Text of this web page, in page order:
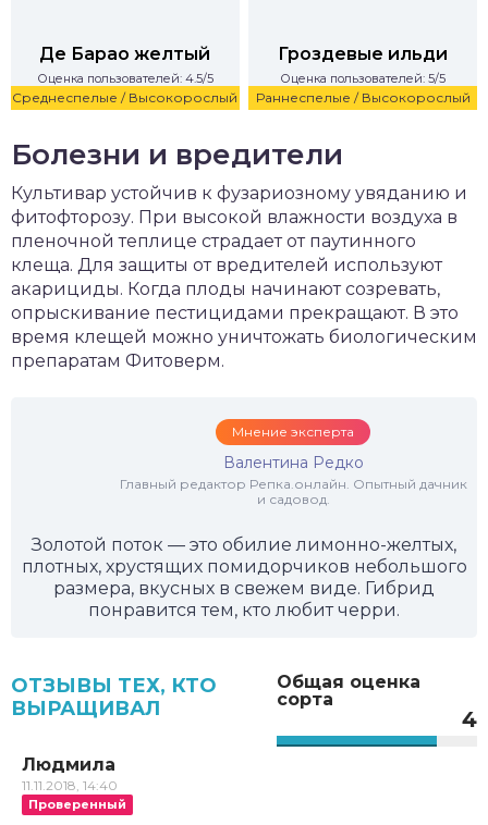
Среднеспелые / Высокорослый
Де Барао желтый
Оценка пользователей: 4.5/5
Раннеспелые / Высокорослый
Гроздевые ильди
Оценка пользователей: 5/5
Болезни и вредители
Культивар устойчив к фузариозному увяданию и
фитофторозу. При высокой влажности воздуха в
пленочной теплице страдает от паутинного
клеща. Для защиты от вредителей используют
акарициды. Когда плоды начинают созревать,
опрыскивание пестицидами прекращают. В это
время клещей можно уничтожать биологическим
препаратам Фитоверм.
Мнение эксперта
Валентина Редко
Главный редактор Репка.онлайн. Опытный дачник
и садовод.
Золотой поток — это обилие лимонно-желтых,
плотных, хрустящих помидорчиков небольшого
размера, вкусных в свежем виде. Гибрид
понравится тем, кто любит черри.
Общая оценка
сорта
4
ОТЗЫВЫ ТЕХ, КТО
ВЫРАЩИВАЛ
Людмила
11.11.2018, 14:40
Проверенный